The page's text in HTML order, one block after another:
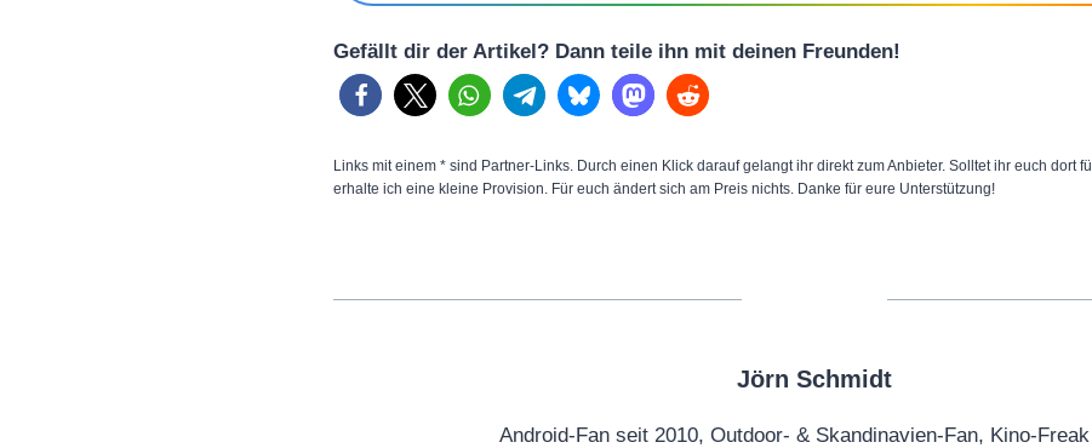
Gefällt dir der Artikel? Dann teile ihn mit deinen Freunden!
Links mit einem * sind Partner-Links. Durch einen Klick darauf gelangt ihr direkt zum Anbieter. Solltet ihr euch dort
erhalte ich eine kleine Provision. Für euch ändert sich am Preis nichts. Danke für eure Unterstützung!
Jörn Schmidt
Android-Fan seit 2010, Outdoor- & Skandinavien-Fan, Kino-